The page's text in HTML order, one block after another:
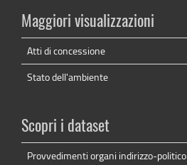
Maggiori visualizzazioni
Atti di concessione
Stato dell'ambiente
Scopri i dataset
Provvedimenti organi indirizzo-politico